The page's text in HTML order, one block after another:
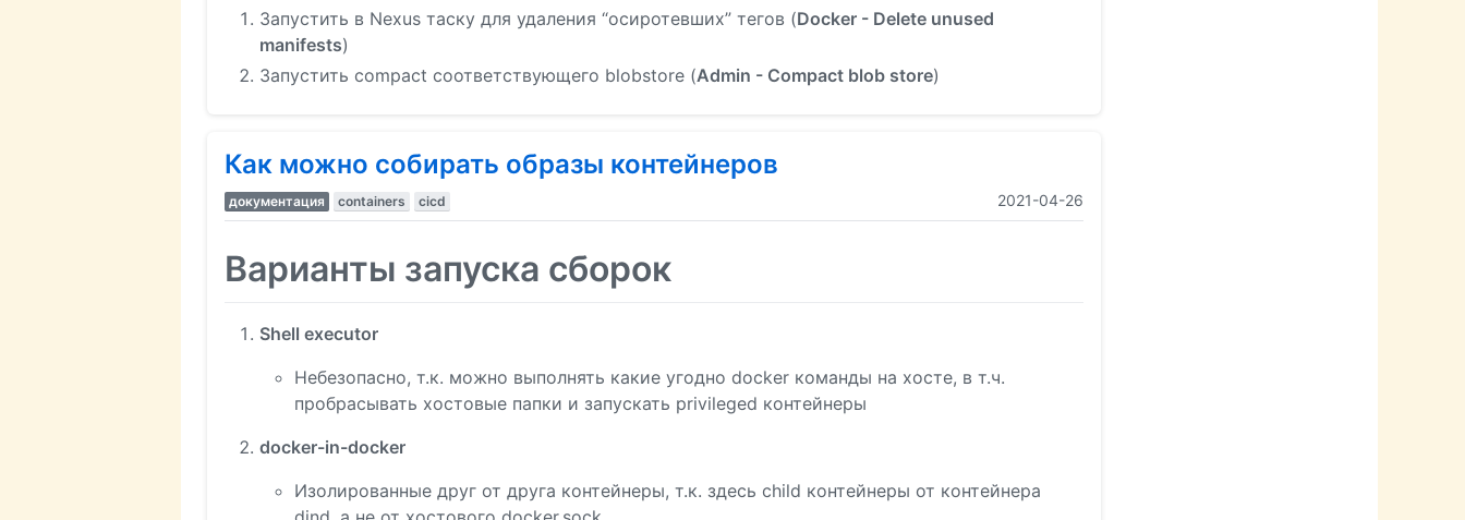
Запустить в Nexus таску для удаления “осиротевших” тегов (Docker - Delete unused
manifests)
Запустить compact соответствующего blobstore (Admin - Compact blob store)
Как можно собирать образы контейнеров
документация containers cicd 2021-04-26
Варианты запуска сборок
Shell executor
Небезопасно, т.к. можно выполнять какие угодно docker команды на хосте, в т.ч.
пробрасывать хостовые папки и запускать privileged контейнеры
docker-in-docker
Изолированные друг от друга контейнеры, т.к. здесь child контейнеры от контейнера